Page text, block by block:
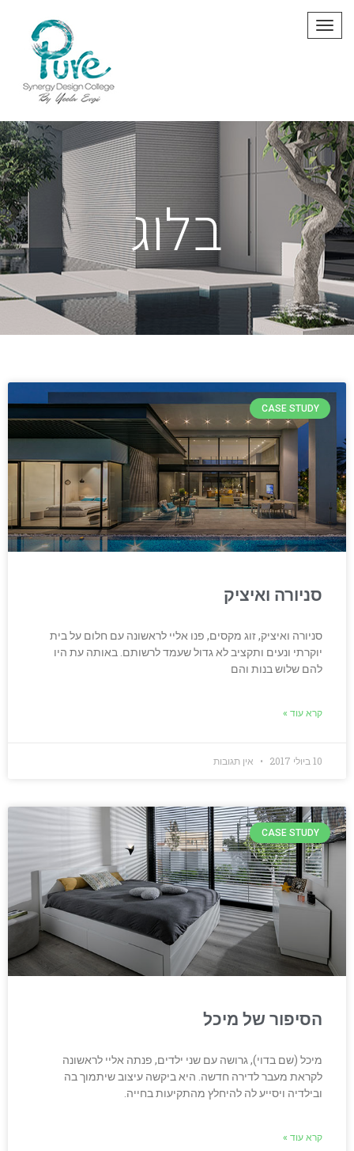
תפריט
בלוג
CASE STUDY
סניורה ואיציק
סניורה ואיציק, זוג מקסים, פנו אליי לראשונה עם חלום על בית
יוקרתי ונעים ותקציב לא גדול שעמד לרשותם. באותה עת היו
להם שלוש בנות והם
קרא עוד »
10 ביולי 2017 אין תגובות
CASE STUDY
הסיפור של מיכל
מיכל (שם בדוי), גרושה עם שני ילדים, פנתה אליי לראשונה
לקראת מעבר לדירה חדשה. היא ביקשה עיצוב שיתמוך בה
ובילדיה ויסייע לה להיחלץ מהתקיעות בחייה.
קרא עוד »